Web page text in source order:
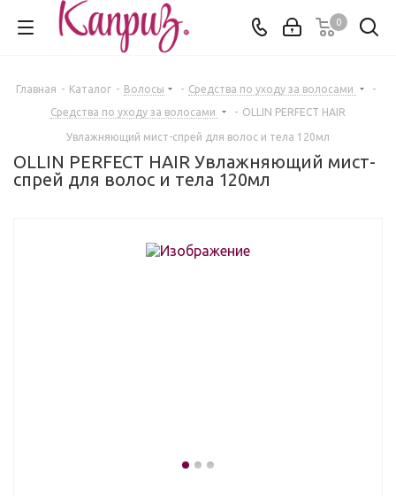
0
Главная - Каталог - Волосы - Средства по уходу за волосами
-
Средства по уходу за волосами
- OLLIN PERFECT HAIR
Увлажняющий мист-спрей для волос и тела 120мл
OLLIN PERFECT HAIR Увлажняющий мист-
спрей для волос и тела 120мл